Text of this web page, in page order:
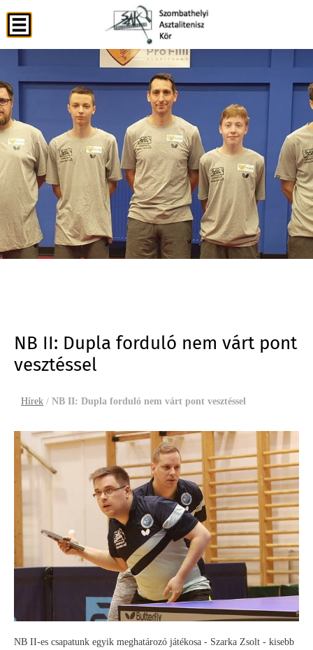
NB II: Dupla forduló nem várt pont
vesztéssel
Hírek / NB II: Dupla forduló nem várt pont vesztéssel
NB II-es csapatunk egyik meghatározó játékosa - Szarka Zsolt - kisebb